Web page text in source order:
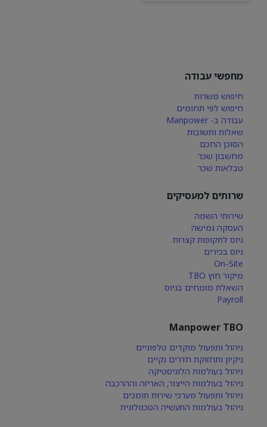
מחפשי עבודה
חיפוש משרות
חיפוש לפי תחומים
עבודה ב- Manpower
שאלות ותשובות
הסוכן החכם
מחשבון שכר
טבלאות שכר
שרותים למעסיקים
שירותי השמה
העסקה גמישה
גיוס לתקופות קצרות
גיוס בכירים
On-Site
מיקור חוץ TBO
השאלת מומחים בגיוס
Payroll
Manpower TBO
ניהול ותפעול מוקדים טלפוניים
ניקיון ותחזוקת חדרים נקיים
ניהול בעולמות הלוגיסטיקה
ניהול בעולמות הייצור, האריזה וההרכבה
ניהול ותפעול מערכי שירות תומכים
ניהול בעולמות התעשיה הטכנולוגית